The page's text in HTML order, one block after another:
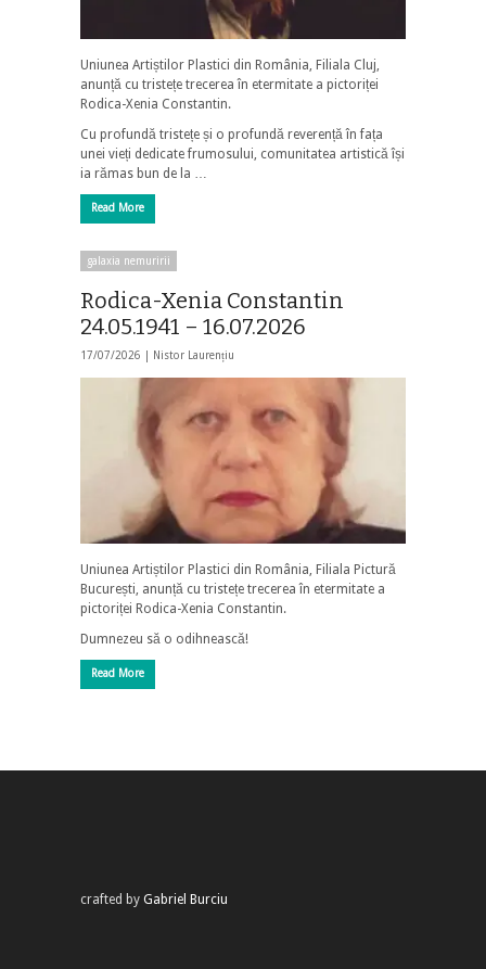
Uniunea Artiștilor Plastici din România, Filiala Cluj,
anunță cu tristețe trecerea în etermitate a pictoriței
Rodica-Xenia Constantin.
Cu profundă tristețe și o profundă reverență în fața
unei vieți dedicate frumosului, comunitatea artistică își
ia rămas bun de la …
Read More
galaxia nemuririi
Rodica-Xenia Constantin
24.05.1941 – 16.07.2026
17/07/2026 | Nistor Laurențiu
Uniunea Artiștilor Plastici din România, Filiala Pictură
București, anunță cu tristețe trecerea în etermitate a
pictoriței Rodica-Xenia Constantin.
Dumnezeu să o odihnească!
Read More
crafted by Gabriel Burciu